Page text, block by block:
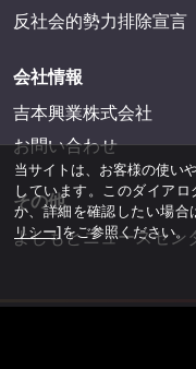
反社会的勢力排除宣言
会社情報
吉本興業株式会社
お問い合わせ
その他
よしもとニュースセン
当サイトは、お客様の使い
しています。このダイア
か、詳細を確認したい場合
リシー]をご参照ください。